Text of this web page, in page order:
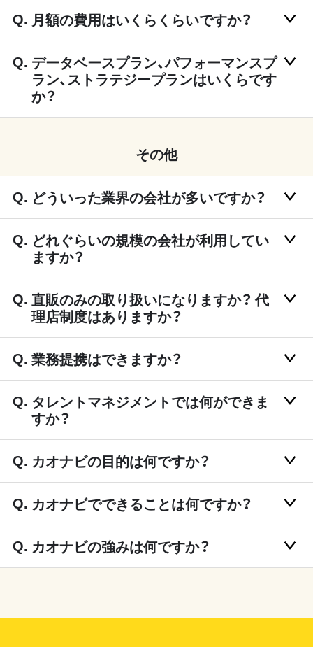
月額の費用はいくらくらいですか？
データベースプラン、パフォーマンスプ
ラン、ストラテジープランはいくらです
か？
その他
どういった業界の会社が多いですか？
どれぐらいの規模の会社が利用してい
ますか？
直販のみの取り扱いになりますか？ 代
理店制度はありますか？
業務提携はできますか？
タレントマネジメントでは何ができま
すか？
カオナビの目的は何ですか？
カオナビでできることは何ですか？
カオナビの強みは何ですか？